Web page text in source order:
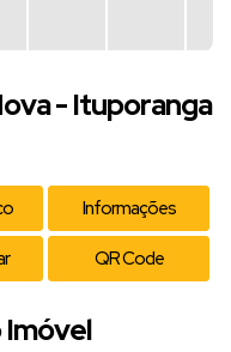
- Ituporanga
Informações
QR Code
Imóvel